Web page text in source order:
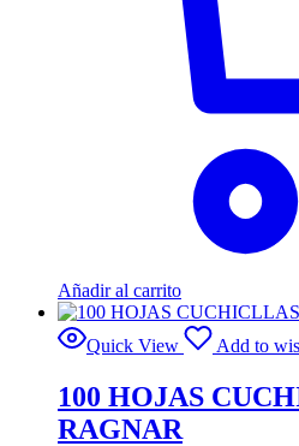
Añadir al carrito
Quick View Add to
100 HOJAS
RAGNAR